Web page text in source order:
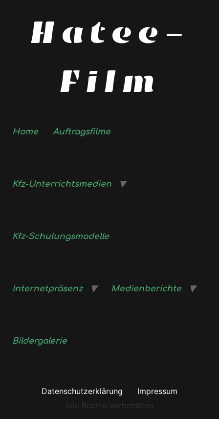
Hatee-
Film
Home Auftragsfilme
Kfz-Unterrichtsmedien
Kfz-Schulungsmodelle
Internetpräsenz Medienberichte
Bildergalerie
Datenschutzerklärung
Impressum
Alle Rechte vorbehalten